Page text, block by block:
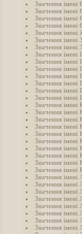
Значення імені
Значення імені
Значення імені
Значення імені
Значення імені
Значення імені
Значення імені
Значення імені
Значення імені
Значення імені
Значення імені
Значення імені
Значення імені
Значення імені
Значення імені
Значення імені
Значення імені
Значення імені
Значення імені
Значення імені
Значення імені
Значення імені
Значення імені
Значення імені
Значення імені
Значення імені
Значення імені
Значення імені
Значення імені
Значення імені
Значення імені
Значення імені